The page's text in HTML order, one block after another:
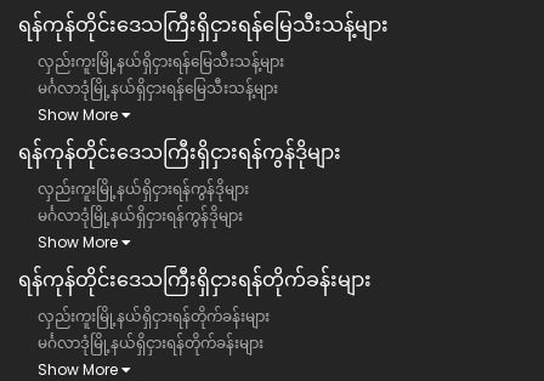
ရန်ကုန်တိုင်းဒေသကြီး​​ရှိငှားရန်မြေသီးသန့်များ
လှည်းကူးမြို့နယ်ရှိငှားရန်မြေသီးသန့်များ
မင်္ဂလာဒုံမြို့နယ်ရှိငှားရန်မြေသီးသန့်များ
Show More
ရန်ကုန်တိုင်းဒေသကြီး​​ရှိငှားရန်ကွန်ဒိုများ
လှည်းကူးမြို့နယ်ရှိငှားရန်ကွန်ဒိုများ
မင်္ဂလာဒုံမြို့နယ်ရှိငှားရန်ကွန်ဒိုများ
Show More
ရန်ကုန်တိုင်းဒေသကြီး​​ရှိငှားရန်တိုက်ခန်းများ
လှည်းကူးမြို့နယ်ရှိငှားရန်တိုက်ခန်းများ
မင်္ဂလာဒုံမြို့နယ်ရှိငှားရန်တိုက်ခန်းများ
Show More